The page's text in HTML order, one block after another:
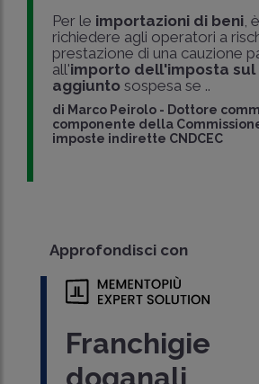
Per le importazioni di beni,
richiedere agli operatori a
prestazione di una cauzione
all'importo dell'imposta sul
aggiuntosospesa se ..
di Marco Peirolo - Dottore
componente della
imposte indirette CNDCEC
Approfondisci con
Franchigie
doganali